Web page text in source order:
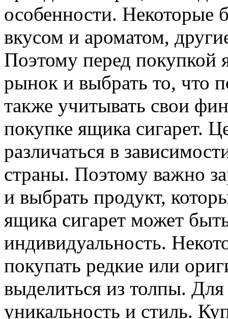
особенности. Некоторые
вкусом и ароматом,
Поэтому перед покупкой
рынок и выбрать то, что
также учитывать свои
покупке ящика сигарет.
различаться в
страны. Поэтому важно
и выбрать продукт,
ящика сигарет может
индивидуальность.
покупать редкие или
выделиться из толпы.
уникальность и стиль.